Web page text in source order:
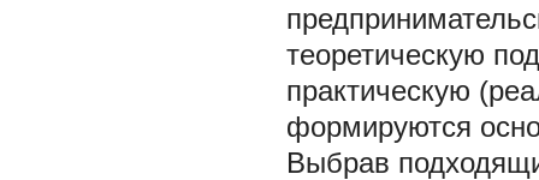
теоретическую
практическую
формируются
Выбрав